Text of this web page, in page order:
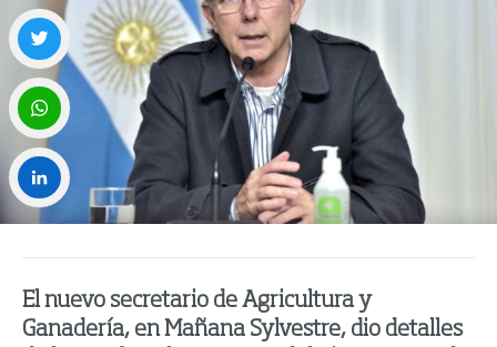
El nuevo secretario de Agricultura y
Ganadería, en Mañana Sylvestre, dio detalles
Facebook
Twitter
WhatsApp
LinkedIn